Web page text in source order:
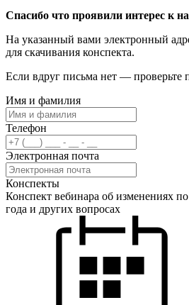
Спасибо что проявили интерес к
На указанный вами электронный
для скачивания конспекта.
Если вдруг письма нет — проверьте
Имя и фамилия
Телефон
Электронная почта
Конспекты
Конспект вебинара об изменениях
года и других вопросах